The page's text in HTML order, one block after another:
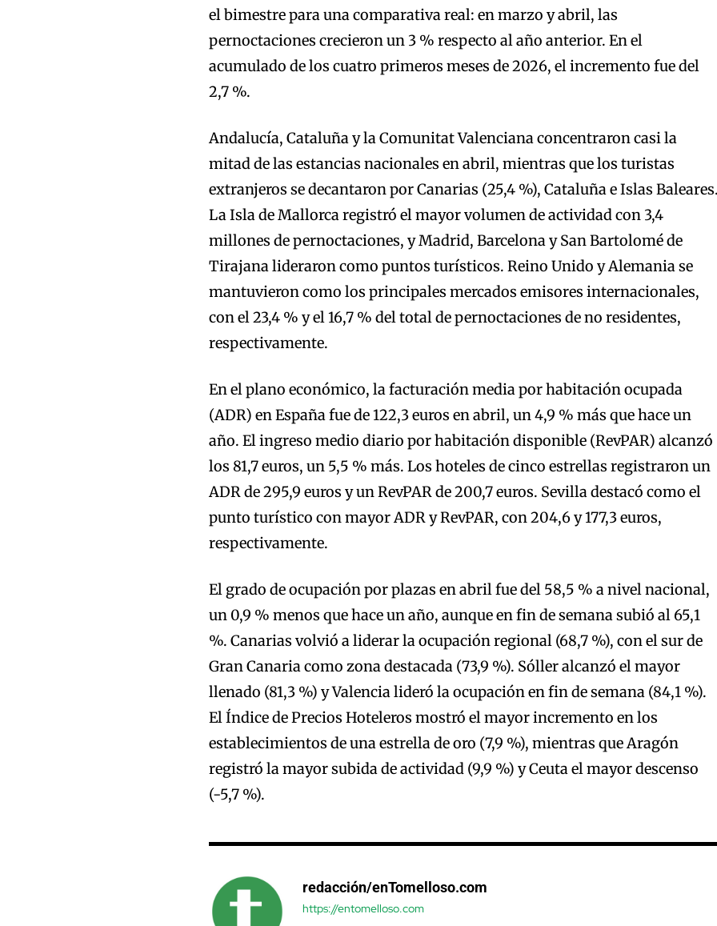
el bimestre para una comparativa real: en marzo y abril, las
pernoctaciones crecieron un 3 % respecto al año anterior. En el
acumulado de los cuatro primeros meses de 2026, el incremento fue del
2,7 %.
Andalucía, Cataluña y la Comunitat Valenciana concentraron casi la
mitad de las estancias nacionales en abril, mientras que los turistas
extranjeros se decantaron por Canarias (25,4 %), Cataluña e Islas
La Isla de Mallorca registró el mayor volumen de actividad con 3,4
millones de pernoctaciones, y Madrid, Barcelona y San Bartolomé de
Tirajana lideraron como puntos turísticos. Reino Unido y Alemania se
mantuvieron como los principales mercados emisores internacionales,
con el 23,4 % y el 16,7 % del total de pernoctaciones de no residentes,
respectivamente.
En el plano económico, la facturación media por habitación ocupada
(ADR) en España fue de 122,3 euros en abril, un 4,9 % más que hace un
año. El ingreso medio diario por habitación disponible (RevPAR) alcanzó
los 81,7 euros, un 5,5 % más. Los hoteles de cinco estrellas registraron un
ADR de 295,9 euros y un RevPAR de 200,7 euros. Sevilla destacó como el
punto turístico con mayor ADR y RevPAR, con 204,6 y 177,3 euros,
respectivamente.
El grado de ocupación por plazas en abril fue del 58,5 % a nivel nacional,
un 0,9 % menos que hace un año, aunque en fin de semana subió al 65,1
%. Canarias volvió a liderar la ocupación regional (68,7 %), con el sur de
Gran Canaria como zona destacada (73,9 %). Sóller alcanzó el mayor
llenado (81,3 %) y Valencia lideró la ocupación en fin de semana (84,1 %).
El Índice de Precios Hoteleros mostró el mayor incremento en los
establecimientos de una estrella de oro (7,9 %), mientras que Aragón
registró la mayor subida de actividad (9,9 %) y Ceuta el mayor descenso
(-5,7 %).
redacción/enTomelloso.com
https://entomelloso.com